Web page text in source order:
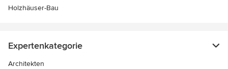
Holzhäuser-Bau
Expertenkategorie
Architekten